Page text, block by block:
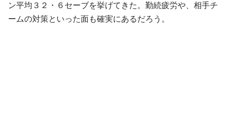
ン平均３２・６セーブを挙げてきた。勤続疲労や、相手チ
ームの対策といった面も確実にあるだろう。